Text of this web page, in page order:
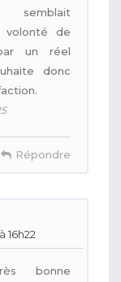
semblait
volonté de
un réel
donc
Répondre
16h22
bonne